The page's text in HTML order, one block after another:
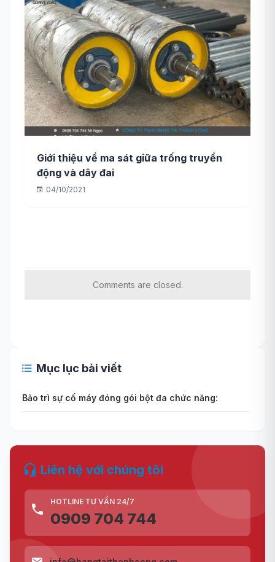
Giới thiệu về ma sát giữa trống truyền
động và dây đai
04/10/2021
Comments are closed.
Mục lục bài viết
Bảo trì sự cố máy đóng gói bột đa chức năng:
Liên hệ với chúng tôi
HOTLINE TƯ VẤN 24/7
0909 704 744